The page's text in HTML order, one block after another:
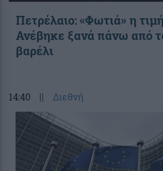
Πετρέλαιο: «Φωτιά» η
Ανέβηκε ξανά πάνω από
βαρέλι
14:40 || Διεθνή